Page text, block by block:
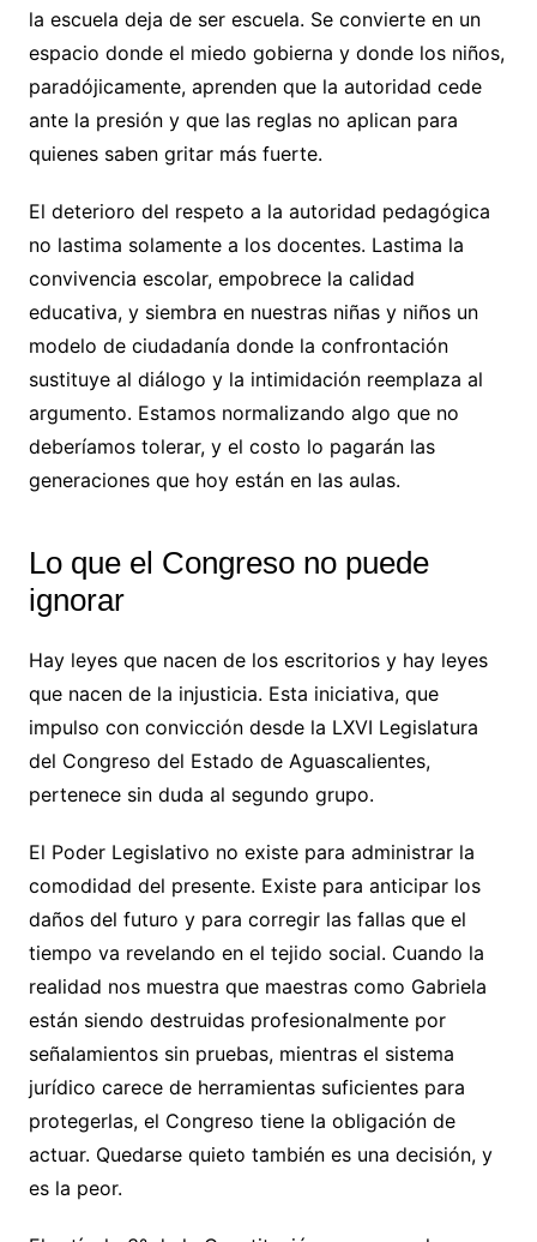
la escuela deja de ser escuela. Se convierte en un
espacio donde el miedo gobierna y donde los niños,
paradójicamente, aprenden que la autoridad cede
ante la presión y que las reglas no aplican para
quienes saben gritar más fuerte.
El deterioro del respeto a la autoridad pedagógica
no lastima solamente a los docentes. Lastima la
convivencia escolar, empobrece la calidad
educativa, y siembra en nuestras niñas y niños un
modelo de ciudadanía donde la confrontación
sustituye al diálogo y la intimidación reemplaza al
argumento. Estamos normalizando algo que no
deberíamos tolerar, y el costo lo pagarán las
generaciones que hoy están en las aulas.
Lo que el Congreso no puede
ignorar
Hay leyes que nacen de los escritorios y hay leyes
que nacen de la injusticia. Esta iniciativa, que
impulso con convicción desde la LXVI Legislatura
del Congreso del Estado de Aguascalientes,
pertenece sin duda al segundo grupo.
El Poder Legislativo no existe para administrar la
comodidad del presente. Existe para anticipar los
daños del futuro y para corregir las fallas que el
tiempo va revelando en el tejido social. Cuando la
realidad nos muestra que maestras como Gabriela
están siendo destruidas profesionalmente por
señalamientos sin pruebas, mientras el sistema
jurídico carece de herramientas suficientes para
protegerlas, el Congreso tiene la obligación de
actuar. Quedarse quieto también es una decisión, y
es la peor.